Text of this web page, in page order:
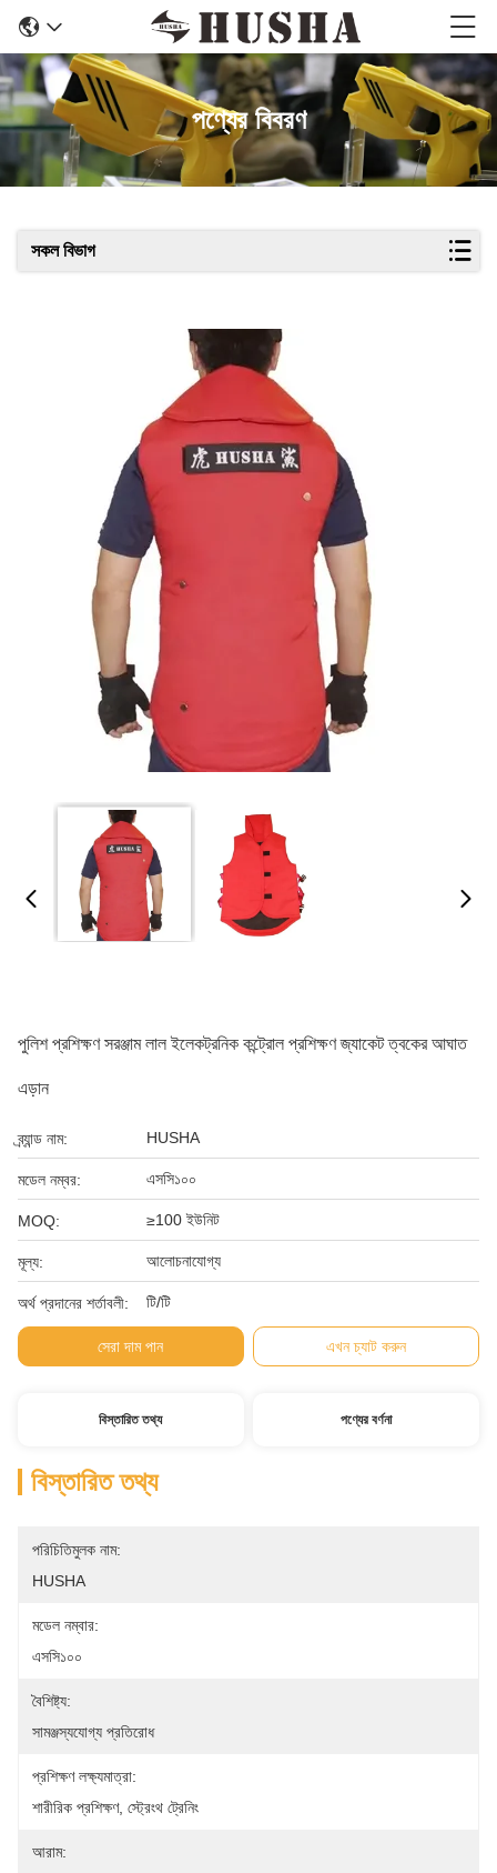
পণ্যের বিবরণ
সকল বিভাগ
পুলিশ প্রশিক্ষণ সরঞ্জাম লাল ইলেকট্রনিক কন্ট্রোল প্রশিক্ষণ জ্যাকেট ত্বকের আঘাত
এড়ান
ব্র্যান্ড নাম: HUSHA
মডেল নম্বর: এসসি১০০
MOQ: ≥100 ইউনিট
মূল্য: আলোচনাযোগ্য
অর্থ প্রদানের শর্তাবলী: টি/টি
সেরা দাম পান এখন চ্যাট করুন
বিস্তারিত তথ্য পণ্যের বর্ণনা
বিস্তারিত তথ্য
পরিচিতিমুলক নাম:
HUSHA
মডেল নম্বার:
এসসি১০০
বৈশিষ্ট্য:
সামঞ্জস্যযোগ্য প্রতিরোধ
প্রশিক্ষণ লক্ষ্যমাত্রা:
শারীরিক প্রশিক্ষণ, স্ট্রেংথ ট্রেনিং
আরাম: